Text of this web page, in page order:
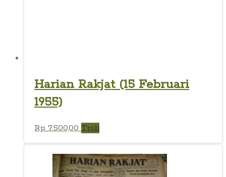
Harian Rakjat (15 Februari
1955)
Rp 7.500,00 Troli